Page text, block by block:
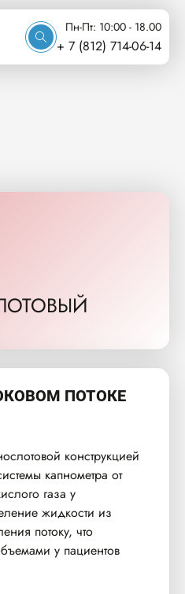
Пн-Пт: 10:00 - 18.00
+ 7 (812) 714-06-14
ПОТОКЕ
конструкцией
капнометра от
газа у
жидкости из
потоку, что
у пациентов